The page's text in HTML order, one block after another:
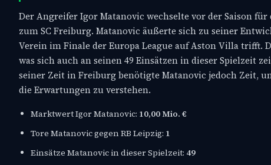
Der Angreifer Igor Matanovic wechselte vor der Saison
zum SC Freiburg. Matanovic äußerte sich zu seiner
Verein im Finale der Europa League auf Aston Villa trifft.
was sich auch an seinen 49 Einsätzen in dieser Spielzeit
seiner Zeit in Freiburg benötigte Matanovic jedoch Zeit,
die Erwartungen zu verstehen.
Marktwert Igor Matanovic: 10,00 Mio. €
Tore Matanovic gegen RB Leipzig: 1
Einsätze Matanovic in dieser Spielzeit: 49